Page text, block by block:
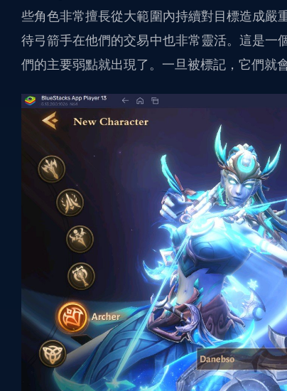
些角色非常擅長從大範圍內持續對目標造成嚴
待弓箭手在他們的交易中也非常靈活。這是一
們的主要弱點就出現了。一旦被標記，它們就